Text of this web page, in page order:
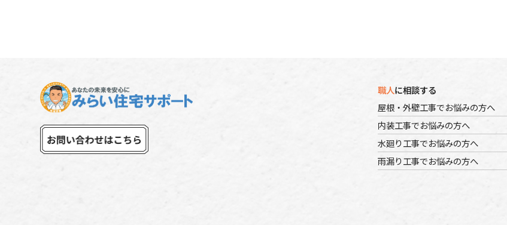
職人に相談する
屋根・外壁工事でお悩みの方へ
内装工事でお悩みの方へ
水廻り工事でお悩みの方へ
雨漏り工事でお悩みの方へ